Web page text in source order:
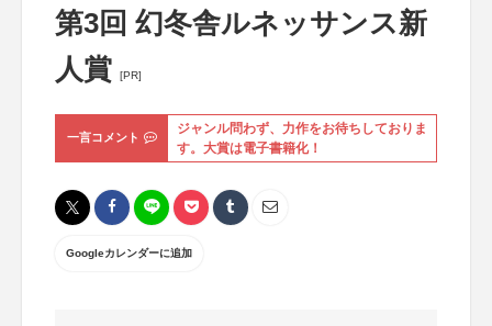
第3回 幻冬舎ルネッサンス新
人賞
[PR]
一言コメント
ジャンル問わず、力作をお待ちしておりま
す。大賞は電子書籍化！
Googleカレンダーに追加